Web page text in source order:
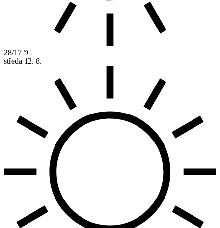
28/17 °C
středa 12. 8.